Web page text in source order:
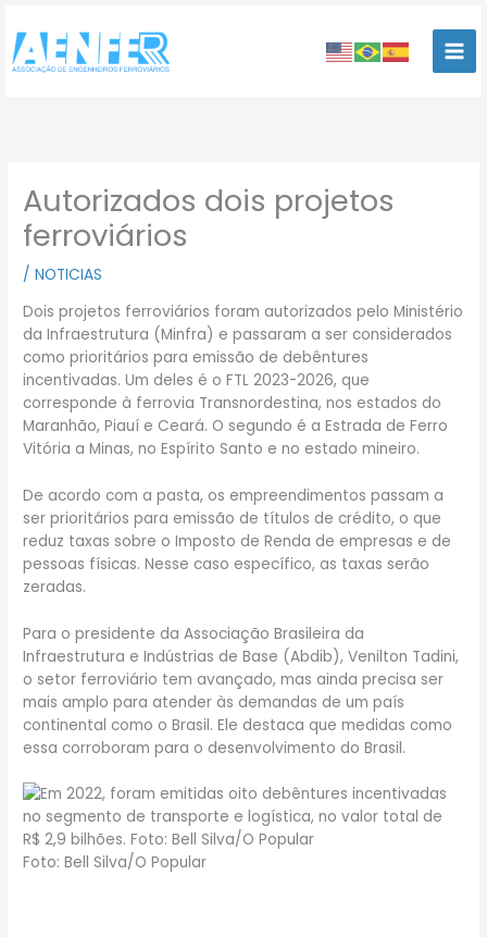
para
conteúdo
Autorizados dois projetos
ferroviários
/NOTICIAS
Dois projetos ferroviários foram autorizados pelo Ministério
da Infraestrutura (Minfra) e passaram a ser considerados
como prioritários para emissão de debêntures
incentivadas. Um deles é o FTL 2023-2026, que
corresponde à ferrovia Transnordestina, nos estados do
Maranhão, Piauí e Ceará. O segundo é a Estrada de Ferro
Vitória a Minas, no Espírito Santo e no estado mineiro.
De acordo com a pasta, os empreendimentos passam a
ser prioritários para emissão de títulos de crédito, o que
reduz taxas sobre o Imposto de Renda de empresas e de
pessoas físicas. Nesse caso específico, as taxas serão
zeradas.
Para o presidente da Associação Brasileira da
Infraestrutura e Indústrias de Base (Abdib), Venilton Tadini,
o setor ferroviário tem avançado, mas ainda precisa ser
mais amplo para atender às demandas de um país
continental como o Brasil. Ele destaca que medidas como
essa corroboram para o desenvolvimento do Brasil.
Foto: Bell Silva/O Popular